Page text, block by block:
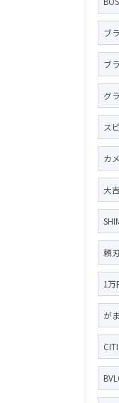
ブ
ブ
グ
ス
カ
大
頼刃
1万
が